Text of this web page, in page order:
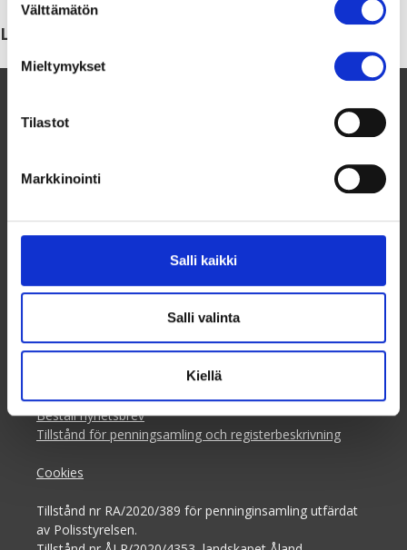
valinta
Välttämätön
Mieltymykset
Tilastot
Markkinointi
Salli kaikki
Salli valinta
Kiellä
Luna, 14, Uleåborg
Dagsverke rf
00530 Helsingfors
ilmoittautuminen@taksvarkki.fi
Anmälning till Dagsverke
Beställ nyhetsbrev
Tillstånd för penningsamling och registerbeskrivning
Cookies
Tillstånd nr RA/2020/389 för penninginsamling utfärdat
av Polisstyrelsen.